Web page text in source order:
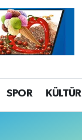
SPOR KÜLTÜR